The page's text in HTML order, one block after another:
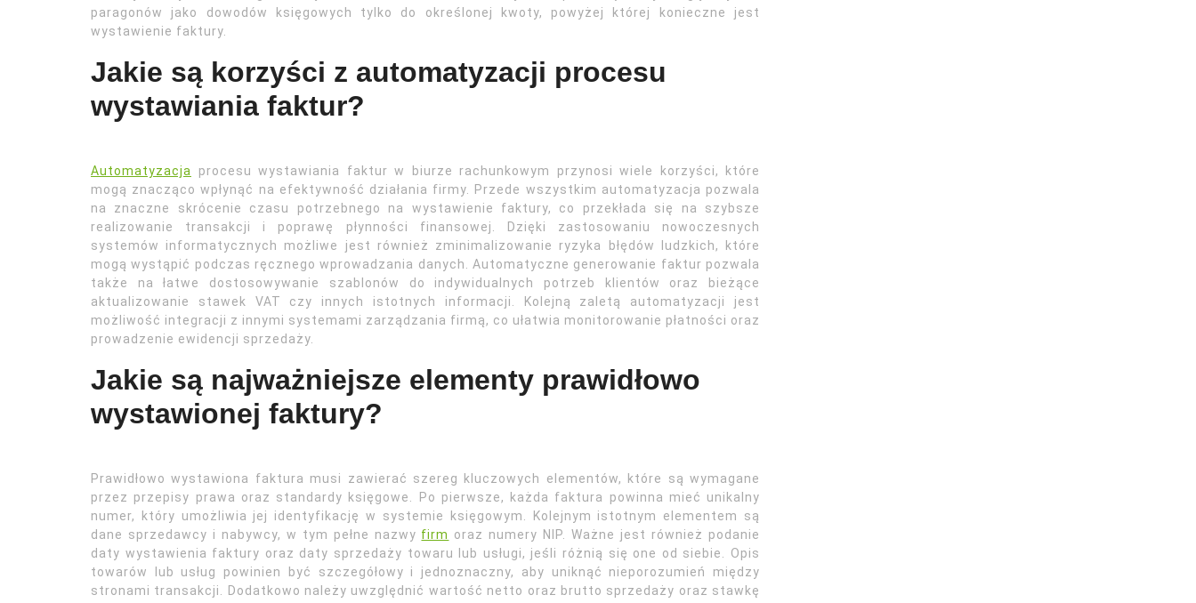
paragonów jako dowodów księgowych tylko do określonej kwoty, powyżej której konieczne jest
wystawienie faktury.
Jakie są korzyści z automatyzacji procesu
wystawiania faktur?
Automatyzacja
procesu wystawiania faktur w biurze rachunkowym przynosi wiele korzyści, które
mogą znacząco wpłynąć na efektywność działania firmy. Przede wszystkim automatyzacja pozwala
na znaczne skrócenie czasu potrzebnego na wystawienie faktury, co przekłada się na szybsze
realizowanie transakcji i poprawę płynności finansowej. Dzięki zastosowaniu nowoczesnych
systemów informatycznych możliwe jest również zminimalizowanie ryzyka błędów ludzkich, które
mogą wystąpić podczas ręcznego wprowadzania danych. Automatyczne generowanie faktur pozwala
także na łatwe dostosowywanie szablonów do indywidualnych potrzeb klientów oraz bieżące
aktualizowanie stawek VAT czy innych istotnych informacji. Kolejną zaletą automatyzacji jest
możliwość integracji z innymi systemami zarządzania firmą, co ułatwia monitorowanie płatności oraz
prowadzenie ewidencji sprzedaży.
Jakie są najważniejsze elementy prawidłowo
wystawionej faktury?
Prawidłowo wystawiona faktura musi zawierać szereg kluczowych elementów, które są wymagane
przez przepisy prawa oraz standardy księgowe. Po pierwsze, każda faktura powinna mieć unikalny
numer, który umożliwia jej identyfikację w systemie księgowym. Kolejnym istotnym elementem są
dane sprzedawcy i nabywcy, w tym pełne nazwy firm oraz numery NIP. Ważne jest również podanie
daty wystawienia faktury oraz daty sprzedaży towaru lub usługi, jeśli różnią się one od siebie. Opis
towarów lub usług powinien być szczegółowy i jednoznaczny, aby uniknąć nieporozumień między
stronami transakcji. Dodatkowo należy uwzględnić wartość netto oraz brutto sprzedaży oraz stawkę